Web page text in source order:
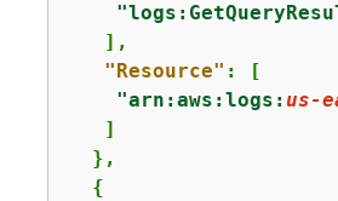
   ],
"Resource" : [
"arn:aws:logs:us-
   ]
  },
{